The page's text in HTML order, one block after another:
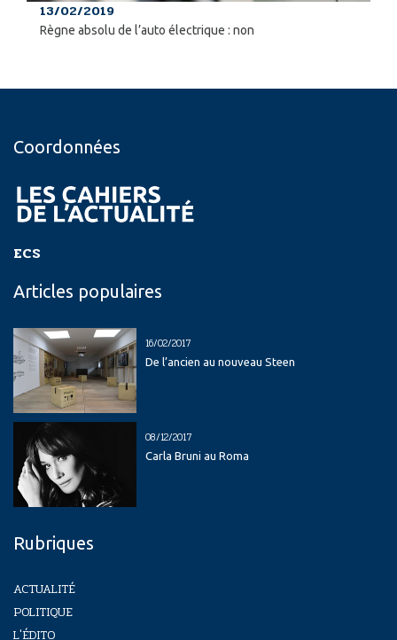
13/02/2019
Règne absolu de l’auto électrique : non
Coordonnées
ECS
Articles populaires
16/02/2017
De l’ancien au nouveau Steen
08/12/2017
Carla Bruni au Roma
Rubriques
ACTUALITÉ
POLITIQUE
L'ÉDITO